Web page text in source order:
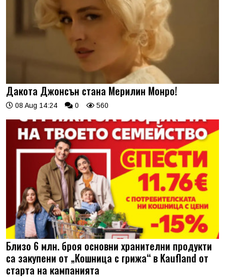
Дакота Джонсън стана Мерилин Монро!
08 Aug 14:24 0 560
Близо 6 млн. броя основни хранителни продукти
са закупени от „Кошница с грижа“ в Kaufland от
старта на кампанията